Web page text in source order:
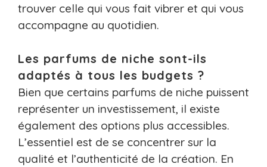
trouver celle qui vous fait vibrer et qui vous
accompagne au quotidien.
Les parfums de niche sont-ils
adaptés à tous les budgets ?
Bien que certains parfums de niche puissent
représenter un investissement, il existe
également des options plus accessibles.
L’essentiel est de se concentrer sur la
qualité et l’authenticité de la création. En